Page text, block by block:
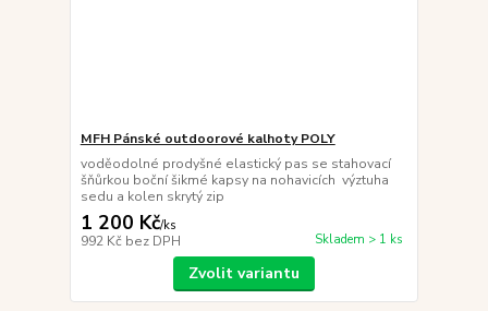
MFH Pánské outdoorové kalhoty POLY
voděodolné prodyšné elastický pas se stahovací
šňůrkou boční šikmé kapsy na nohavicích výztuha
sedu a kolen skrytý zip
1 200 Kč/ks
992 Kč bez DPH Skladem > 1 ks
Zvolit variantu